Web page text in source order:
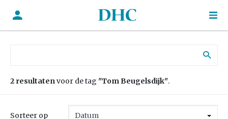
2 resultatenvoor de tag "Tom Beugelsdijk".
Sorteer op